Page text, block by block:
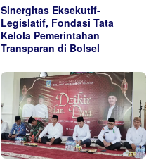
Sinergitas Eksekutif-
Legislatif, Fondasi Tata
Kelola Pemerintahan
Transparan di Bolsel